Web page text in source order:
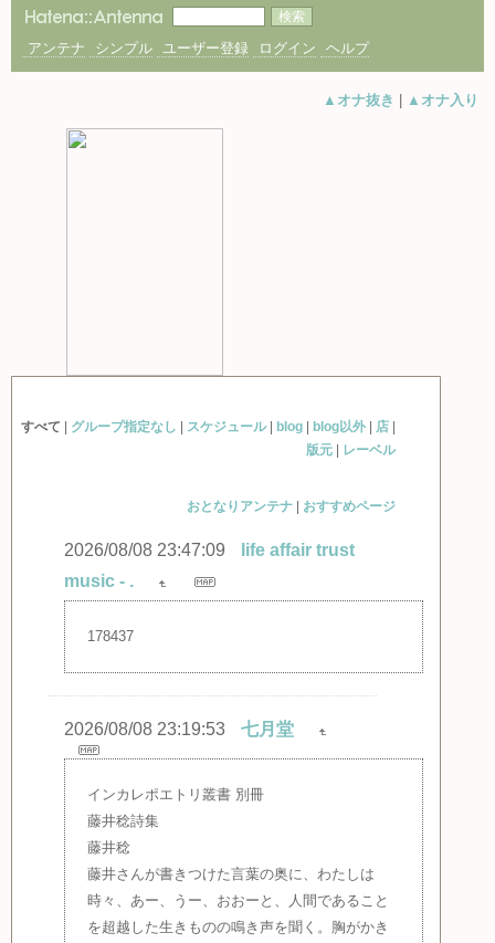
アンテナ シンプル ユーザー登録 ログイン ヘルプ
▲オナ抜き | ▲オナ入り
すべて グループ指定なし スケジュール| blog blog以外 店
版元
レーベル
おとなりアンテナ おすすめページ
2026/08/08 23:47:09
life affair trust
music - .
178437
2026/08/08 23:19:53 七月堂
インカレポエトリ叢書 別冊
藤井稔詩集
藤井稔
藤井さんが書きつけた言葉の奥に、わたしは
時々、あー、うー、おおーと、人間であること
を超越した生きものの鳴き声を聞く。胸がかき